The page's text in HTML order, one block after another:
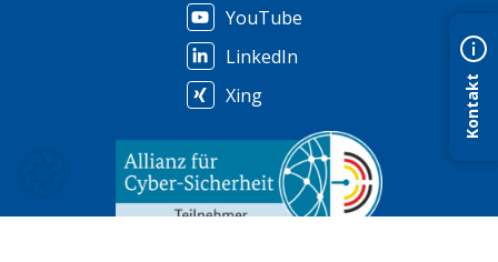
Kontakt
YouTube
LinkedIn
Xing